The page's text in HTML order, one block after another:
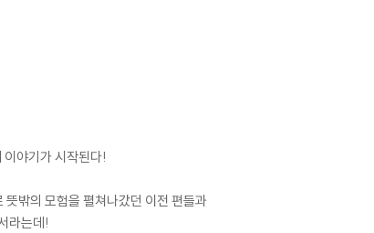
이야기가 시작된다!
밖의 모험을 펼쳐나갔던 이전 편들과
라는데!